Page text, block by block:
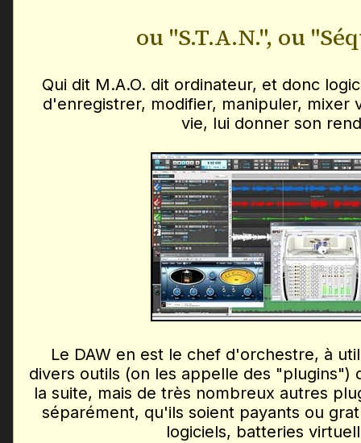
ou "S.T.A.N.", ou
Qui dit M.A.O. dit ordinateur, et donc
d'enregistrer, modifier, manipuler, mixer
vie, lui donner son
Le DAW en est le chef d'orchestre, à
divers outils (on les appelle des "plugins")
la suite, mais de très nombreux autres
séparément, qu'ils soient payants ou
logiciels, batteries